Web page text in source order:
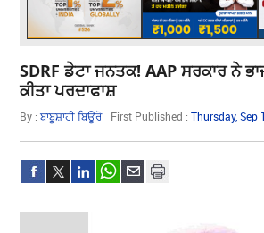
SDRF ਡੇਟਾ ਜਨਤਕ! AAP ਸਰਕਾਰ ਨੇ
ਕੀਤਾ ਪਰਦਾਫਾਸ਼
By :ਬਾਬੂਸ਼ਾਹੀ ਬਿਊਰੋ First Published :Thursday, Sep